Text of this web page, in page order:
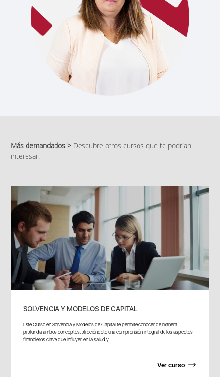
Más demandados > Descubre otros cursos que te podrían
interesar.
SOLVENCIA Y MODELOS DE CAPITAL
Este Curso en Solvencia y Modelos de Capital te permite conocer de manera
profunda ambos conceptos, ofreciéndote una comprensión integral de los aspectos
financieros clave que influyen en la salud y...
Ver curso